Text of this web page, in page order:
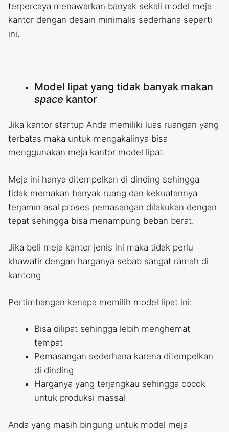
terpercaya menawarkan banyak sekali model meja
kantor dengan desain minimalis sederhana seperti
ini.
Model lipat yang tidak banyak makan
space kantor
Jika kantor startup Anda memiliki luas ruangan yang
terbatas maka untuk mengakalinya bisa
menggunakan meja kantor model lipat.
Meja ini hanya ditempelkan di dinding sehingga
tidak memakan banyak ruang dan kekuatannya
terjamin asal proses pemasangan dilakukan dengan
tepat sehingga bisa menampung beban berat.
Jika beli meja kantor jenis ini maka tidak perlu
khawatir dengan harganya sebab sangat ramah di
kantong.
Pertimbangan kenapa memilih model lipat ini:
Bisa dilipat sehingga lebih menghemat
tempat
Pemasangan sederhana karena ditempelkan
di dinding
Harganya yang terjangkau sehingga cocok
untuk produksi massal
Anda yang masih bingung untuk model meja